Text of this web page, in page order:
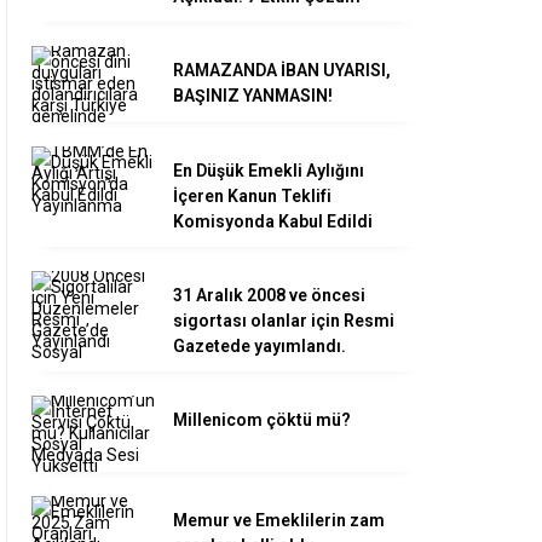
RAMAZANDA İBAN UYARISI,
BAŞINIZ YANMASIN!
En Düşük Emekli Aylığını
İçeren Kanun Teklifi
Komisyonda Kabul Edildi
31 Aralık 2008 ve öncesi
sigortası olanlar için Resmi
Gazetede yayımlandı.
Millenicom çöktü mü?
Memur ve Emeklilerin zam